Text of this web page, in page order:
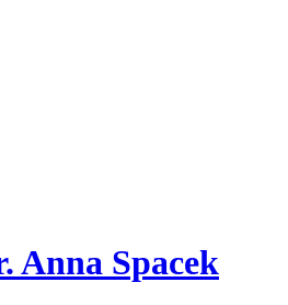
Anna Spacek